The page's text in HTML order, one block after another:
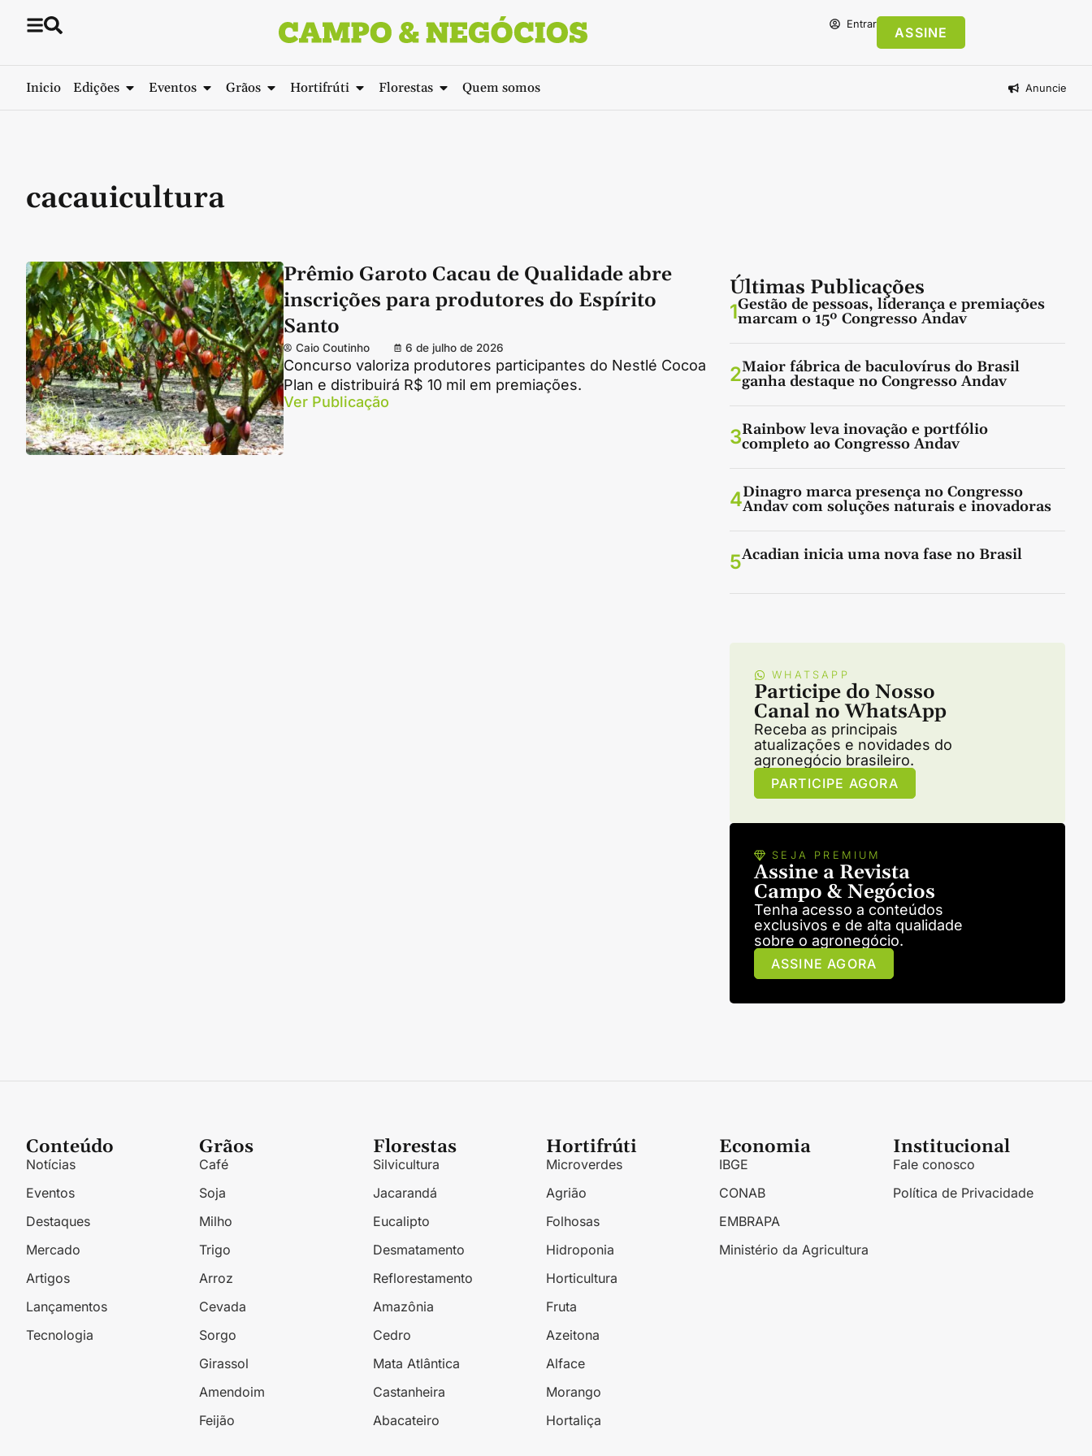
Entrar
ASSINE
Inicio Edições Eventos Grãos Hortifrúti Florestas Quem somos Anuncie
cacauicultura
Prêmio Garoto Cacau de Qualidade abre
inscrições para produtores do Espírito
Santo
Caio Coutinho 6 de julho de 2026
Concurso valoriza produtores participantes do Nestlé Cocoa
Plan e distribuirá R$ 10 mil em premiações.
Ver Publicação
Últimas Publicações
1Gestão de pessoas, liderança e premiações
marcam o 15º Congresso Andav
2Maior fábrica de baculovírus do Brasil
ganha destaque no Congresso Andav
3Rainbow leva inovação e portfólio
completo ao Congresso Andav
4Dinagro marca presença no Congresso
Andav com soluções naturais e inovadoras
5Acadian inicia uma nova fase no Brasil
WHATSAPP
Participe do Nosso
Canal no WhatsApp
Receba as principais
atualizações e novidades do
agronegócio brasileiro.
PARTICIPE AGORA
SEJA PREMIUM
Assine a Revista
Campo & Negócios
Tenha acesso a conteúdos
exclusivos e de alta qualidade
sobre o agronegócio.
ASSINE AGORA
Conteúdo
Notícias
Eventos
Destaques
Mercado
Artigos
Lançamentos
Tecnologia
Grãos
Café
Soja
Milho
Trigo
Arroz
Cevada
Sorgo
Girassol
Amendoim
Feijão
Florestas
Silvicultura
Jacarandá
Eucalipto
Desmatamento
Reflorestamento
Amazônia
Cedro
Mata Atlântica
Castanheira
Abacateiro
Hortifrúti
Microverdes
Agrião
Folhosas
Hidroponia
Horticultura
Fruta
Azeitona
Alface
Morango
Hortaliça
Economia
IBGE
CONAB
EMBRAPA
Ministério da Agricultura
Institucional
Fale conosco
Política de Privacidade